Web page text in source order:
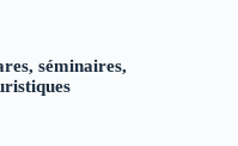
séminaires,